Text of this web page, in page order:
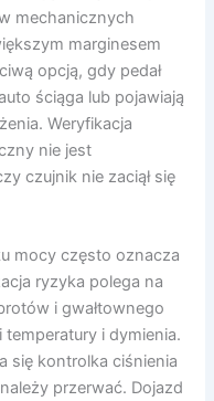
mechanicznych
marginesem
opcją, gdy pedał
ściąga lub pojawiają
Weryfikacja
nie jest
czujnik nie zaciął się
mocy często oznacza
ryzyka polega na
i gwałtownego
i dymienia.
się kontrolka ciśnienia
przerwać. Dojazd